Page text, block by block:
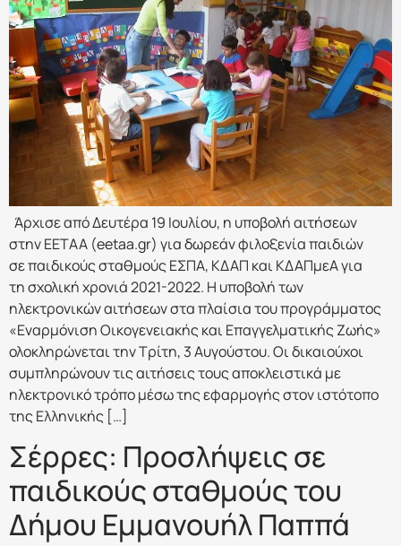
Άρχισε από Δευτέρα 19 Ιουλίου, η υποβολή αιτήσεων
στην ΕΕΤΑΑ (eetaa.gr) για δωρεάν φιλοξενία παιδιών
σε παιδικούς σταθμούς ΕΣΠΑ, ΚΔΑΠ και ΚΔΑΠμεΑ για
τη σχολική χρονιά 2021-2022. Η υποβολή των
ηλεκτρονικών αιτήσεων στα πλαίσια του προγράμματος
«Εναρμόνιση Οικογενειακής και Επαγγελματικής Ζωής»
ολοκληρώνεται την Τρίτη, 3 Αυγούστου. Οι δικαιούχοι
συμπληρώνουν τις αιτήσεις τους αποκλειστικά με
ηλεκτρονικό τρόπο μέσω της εφαρμογής στον ιστότοπο
της Ελληνικής […]
Σέρρες: Προσλήψεις σε
παιδικούς σταθμούς του
Δήμου Εμμανουήλ Παππά